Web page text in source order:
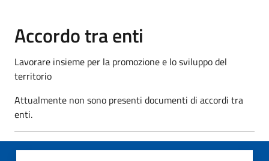
Accordo tra enti
Lavorare insieme per la promozione e lo sviluppo del
territorio
Attualmente non sono presenti documenti di accordi tra
enti.